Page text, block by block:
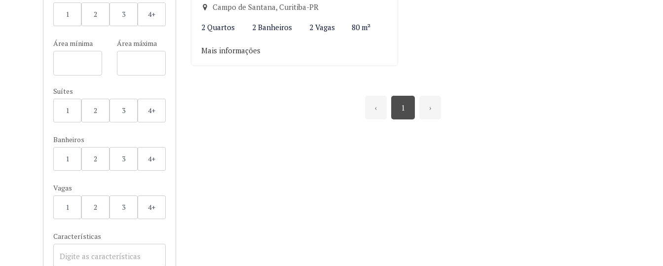
1 2 3 4+
Área mínima Área máxima
Suítes
1 2 3 4+
Banheiros
1 2 3 4+
Vagas
1 2 3 4+
Características
Campo de Santana, Curitiba-PR
2 Quartos 2 Banheiros 2 Vagas 80 m²
Mais informações
‹ 1 ›